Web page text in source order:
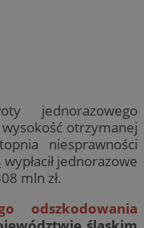
jednorazowego
otrzymanej
niesprawności
wypłacił jednorazowe
mln zł.
odszkodowania